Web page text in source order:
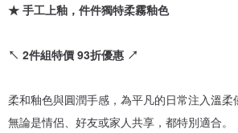
★ 手工上釉，件件獨特柔霧釉色
↖ 2件組特價 93折優惠 ↗
柔和釉色與圓潤手感，為平凡的日常注入溫柔
無論是情侶、好友或家人共享，都特別適合。